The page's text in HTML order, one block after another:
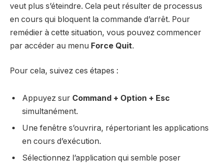
veut plus s’éteindre. Cela peut résulter de processus
en cours qui bloquent la commande d’arrêt. Pour
remédier à cette situation, vous pouvez commencer
par accéder au menu Force Quit.
Pour cela, suivez ces étapes :
Appuyez sur Command + Option + Esc
simultanément.
Une fenêtre s’ouvrira, répertoriant les applications
en cours d’exécution.
Sélectionnez l’application qui semble poser